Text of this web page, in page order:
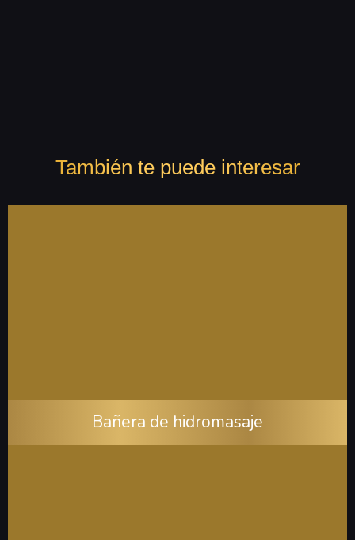
También te puede interesar
Bañera de hidromasaje